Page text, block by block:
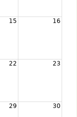
15 16
22 23
29 30